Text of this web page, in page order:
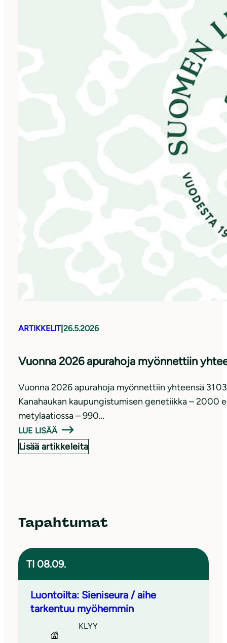
ARTIKKELIT| 26.5.2026
Vuonna 2026 apurahoja myönnettiin
Vuonna 2026 apurahoja myönnettiin yhteensä 31
Kanahaukan kaupungistumisen genetiikka – 2000
metylaatiossa – 990…
LUE LISÄÄ
Lisää artikkeleita
Tapahtumat
TI 08.09.
Luontoilta: Sieniseura / aihe
tarkentuu myöhemmin
KLYY